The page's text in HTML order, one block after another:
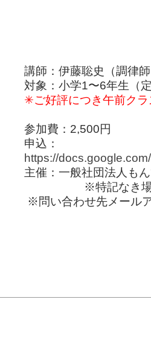
講師：伊藤聡史（調律師
対象：小学1〜6年生（
✳︎ご好評につき午前ク
参加費：2,500円
申込：
https://
主催：一般社団法人も
※特記なき
※問い合わせ先メール